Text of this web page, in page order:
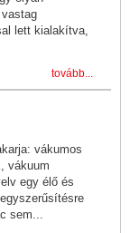
lett kialakítva,
tovább...
vákumos
vákuum
egy élő és
sem...